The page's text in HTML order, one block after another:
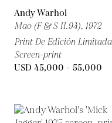
Andy Warhol
Mao (F & S II.94), 1972
Print De Edición Limitada
Screen-print
USD 45,000 - 55,000